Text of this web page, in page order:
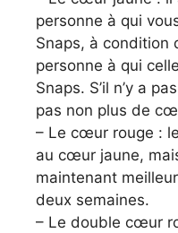
personne à qui
Snaps, à condition
personne à qui
Snaps. S’il n’y a
pas non plus de
– Le cœur rouge :
au cœur jaune,
maintenant
deux semaines.
– Le double cœur